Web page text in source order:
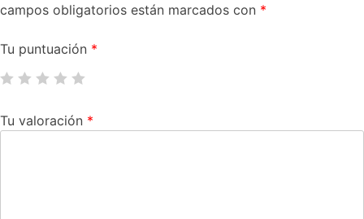
campos obligatorios están marcados con *
Tu puntuación *
Tu valoración *